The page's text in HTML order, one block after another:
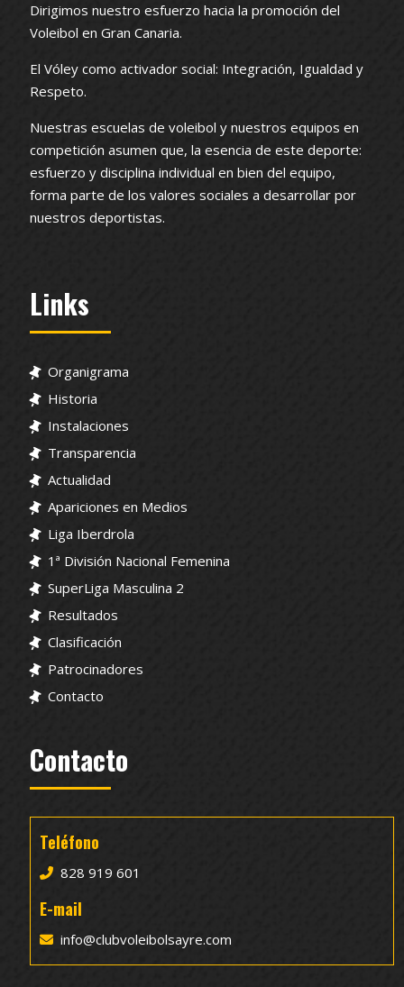
Dirigimos nuestro esfuerzo hacia la promoción del
Voleibol en Gran Canaria.
El Vóley como activador social: Integración, Igualdad y
Respeto.
Nuestras escuelas de voleibol y nuestros equipos en
competición asumen que, la esencia de este deporte:
esfuerzo y disciplina individual en bien del equipo,
forma parte de los valores sociales a desarrollar por
nuestros deportistas.
Links
Organigrama
Historia
Instalaciones
Transparencia
Actualidad
Apariciones en Medios
Liga Iberdrola
1ª División Nacional Femenina
SuperLiga Masculina 2
Resultados
Clasificación
Patrocinadores
Contacto
Contacto
Teléfono
828 919 601
E-mail
info@clubvoleibolsayre.com